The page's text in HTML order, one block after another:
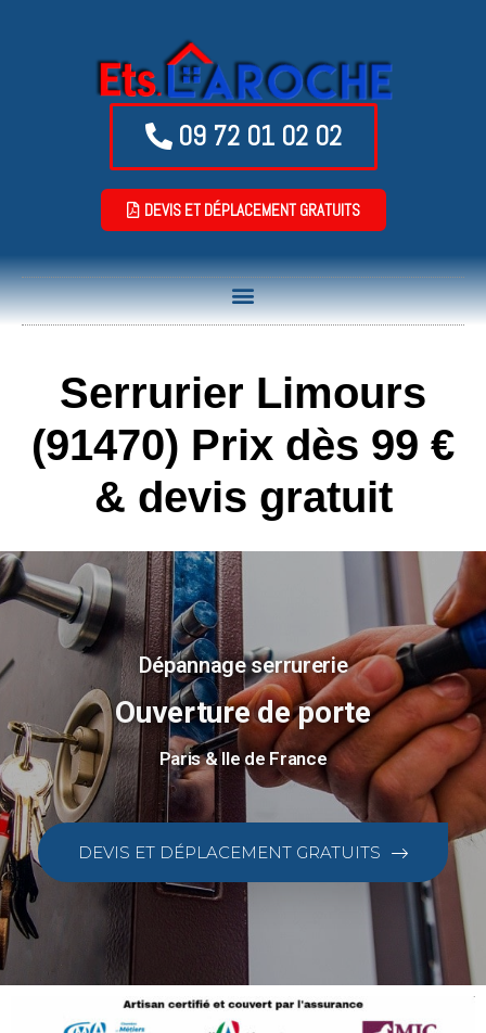
09 72 01 02 02
DEVIS ET DÉPLACEMENT GRATUITS
Serrurier Limours
(91470) Prix dès 99 €
& devis gratuit
Dépannage serrurerie
Ouverture de porte
Paris & Ile de France
DEVIS ET DÉPLACEMENT GRATUITS